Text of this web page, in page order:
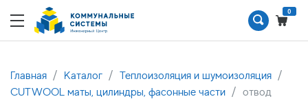
0
Главная Каталог
Теплоизоляция и шумоизоляция
CUTWOOL маты, цилиндры, фасонные части
отвод